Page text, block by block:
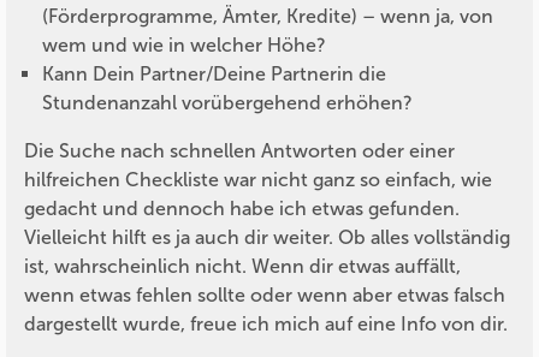
(Förderprogramme, Ämter, Kredite) – wenn ja, von
wem und wie in welcher Höhe?
Kann Dein Partner/Deine Partnerin die
Stundenanzahl vorübergehend erhöhen?
Die Suche nach schnellen Antworten oder einer
hilfreichen Checkliste war nicht ganz so einfach, wie
gedacht und dennoch habe ich etwas gefunden.
Vielleicht hilft es ja auch dir weiter. Ob alles vollständig
ist, wahrscheinlich nicht. Wenn dir etwas auffällt,
wenn etwas fehlen sollte oder wenn aber etwas falsch
dargestellt wurde, freue ich mich auf eine Info von dir.